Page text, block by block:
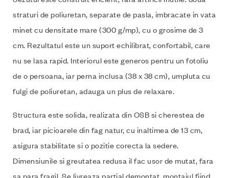
straturi de poliuretan, separate de pasla, imbracate in vata
minet cu densitate mare (300 g/mp), cu o grosime de 3
cm. Rezultatul este un suport echilibrat, confortabil, care
nu se lasa rapid. Interiorul este generos pentru un fotoliu
de o persoana, iar perna inclusa (38 x 38 cm), umpluta cu
fulgi de poliuretan, adauga un plus de relaxare.
Structura este solida, realizata din OSB si cherestea de
brad, iar picioarele din fag natur, cu inaltimea de 13 cm,
asigura stabilitate si o pozitie corecta la sedere.
Dimensiunile si greutatea redusa il fac usor de mutat, fara
sa para fragil. Se livreaza partial demontat, montajul fiind